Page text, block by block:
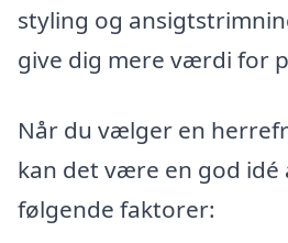
styling og
give dig mere værdi for
Når du vælger en
kan det være en god idé
følgende faktorer: